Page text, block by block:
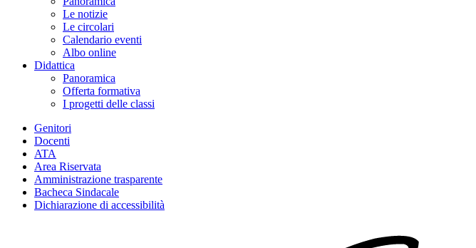
Le notizie
Le circolari
Calendario eventi
Albo online
Didattica
Panoramica
Offerta formativa
I progetti delle classi
Genitori
Docenti
ATA
Area Riservata
Amministrazione trasparente
Bacheca Sindacale
Dichiarazione di accessibilità